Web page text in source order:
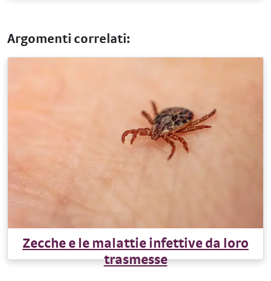
Argomenti correlati:
Zecche e le malattie infettive da loro
trasmesse